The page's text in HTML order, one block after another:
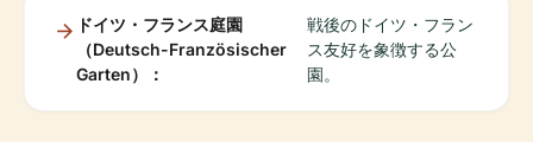
ドイツ・フランス庭園
（Deutsch-Französischer
Garten）：
戦後のドイツ・フラン
ス友好を象徴する公
園。